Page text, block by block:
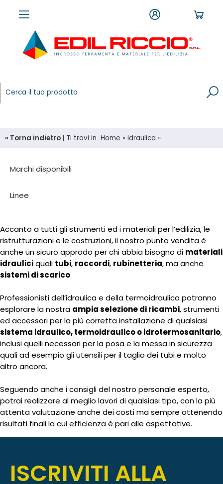
« Torna indietro Ti trovi in Home » Idraulica »
Marchi disponibili
Linee
Accanto a tutti gli strumenti ed i materiali per l’edilizia, le
ristrutturazioni e le costruzioni, il nostro punto vendita è
anche un sicuro approdo per chi abbia bisogno di materiali
idrauliciquali tubi, raccordi, rubinetteria, ma anche
sistemi di scarico.
Professionisti dell’idraulica e della termoidraulica potranno
esplorare la nostra ampia selezione di ricambi, strumenti
ed accessori per la più corretta installazione di qualsiasi
sistema idraulico, termoidraulico o idrotermosanitario,
inclusi quelli necessari per la posa e la messa in sicurezza
quali ad esempio gli utensili per il taglio dei tubi e molto
altro ancora.
Seguendo anche i consigli del nostro personale esperto,
potrai realizzare al meglio lavori di qualsiasi tipo, con la più
attenta valutazione anche dei costi ma sempre ottenendo
risultati finali la cui efficienza è pari alle aspettative.
ISCRIVITI ALLA